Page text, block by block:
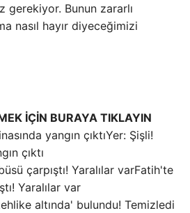
Bunun zararlı
nasıl hayır diyeceğimizi
İÇİN BURAYA TIKLAYIN
Yer: Şişli!
çıktı
Fatih'te
Yaralılar var